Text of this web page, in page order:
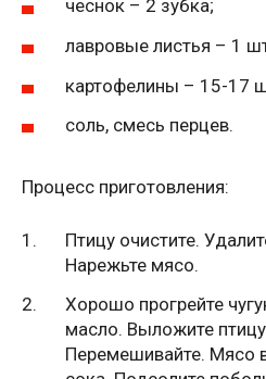
чеснок – 2 зубка;
лавровые листья – 1
картофелины – 15-17
соль, смесь перцев.
Процесс приготовления:
Птицу очистите.
Нарежьте мясо.
Хорошо прогрейте
масло. Выложите
Перемешивайте. Мясо